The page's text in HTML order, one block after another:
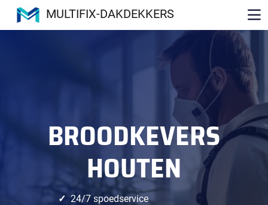
MULTIFIX-DAKDEKKERS
BROODKEVERS
HOUTEN
24/7 spoedservice